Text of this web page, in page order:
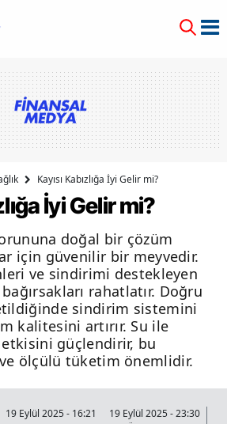
Kayısı Kabızlığa İyi Gelir mi?
İyi Gelir mi?
doğal bir çözüm
için güvenilir bir meyvedir.
ve sindirimi destekleyen
rahatlatır. Doğru
sindirim sistemini
kalitesini artırır. Su ile
etkisini güçlendirir, bu
ölçülü tüketim önemlidir.
19 Eylül 2025 - 16:21
19 Eylül 2025 - 23:30